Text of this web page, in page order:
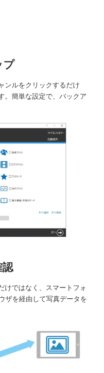
プ
ンルをクリックするだけ
。簡単な設定で、バックア
けではなく、スマートフォ
ザを経由して写真データを